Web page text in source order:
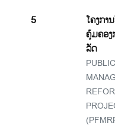
5
ໂຄງກາ
ຄຸ້ມຄອງ
ລັດ